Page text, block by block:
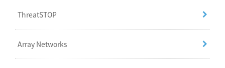
ThreatSTOP
Array Networks